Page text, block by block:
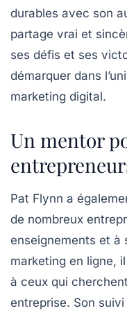
durables avec son
partage vrai et
ses défis et ses
démarquer dans
marketing digital.
Un mentor
Pat Flynn a
de nombreux
enseignements et à
marketing en ligne,
à ceux qui
entreprise. Son